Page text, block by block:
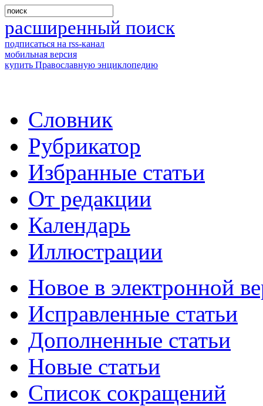
расширенный поиск
подписаться на rss-канал
мобильная версия
купить Православную энциклопедию
Словник
Рубрикатор
Избранные статьи
От редакции
Календарь
Иллюстрации
Новое в электронной
Исправленные статьи
Дополненные статьи
Новые статьи
Список сокращений